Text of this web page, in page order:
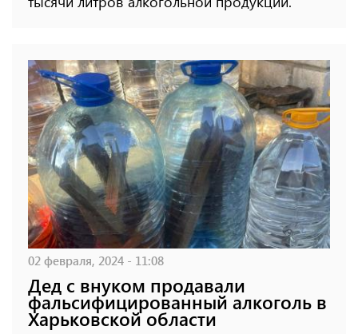
02 февраля, 2024 - 11:08
Дед с внуком продавали
фальсифицированный алкоголь в
Харьковской области